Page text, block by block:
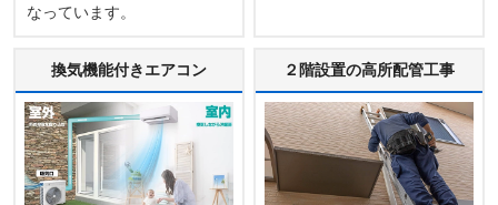
なっています。
換気機能付きエアコン ２階設置の高所配管工事